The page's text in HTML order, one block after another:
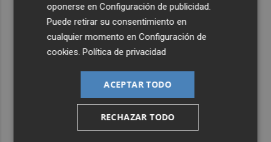
oponerse enConfiguración de publicidad
Puede retirar su consentimiento en
cualquier momento enConfiguración de
cookies .Política de privacidad
ACEPTAR TODO
RECHAZAR TODO